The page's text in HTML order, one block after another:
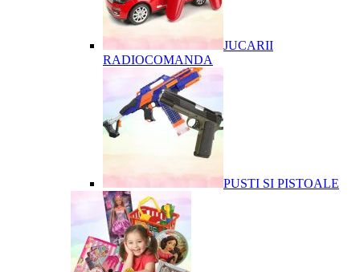
JUCARII
RADIOCOMANDA
PUSTI SI PISTOALE